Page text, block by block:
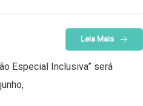
Leia Mais
Especial Inclusiva” será